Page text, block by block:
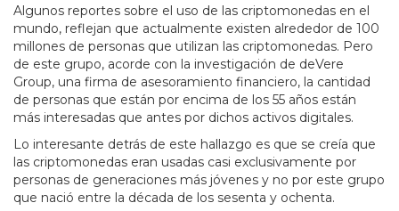
Algunos reportes sobre el uso de las criptomonedas en el
mundo, reflejan que actualmente existen alrededor de 100
millones de personas que utilizan las criptomonedas. Pero
de este grupo, acorde con la investigación de deVere
Group, una firma de asesoramiento financiero, la cantidad
de personas que están por encima de los 55 años están
más interesadas que antes por dichos activos digitales.
Lo interesante detrás de este hallazgo es que se creía que
las criptomonedas eran usadas casi exclusivamente por
personas de generaciones más jóvenes y no por este grupo
que nació entre la década de los sesenta y ochenta.